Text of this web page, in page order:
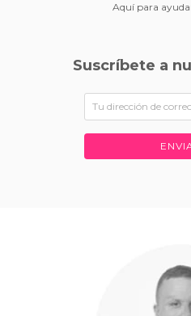
Aquí para
Suscríbete a